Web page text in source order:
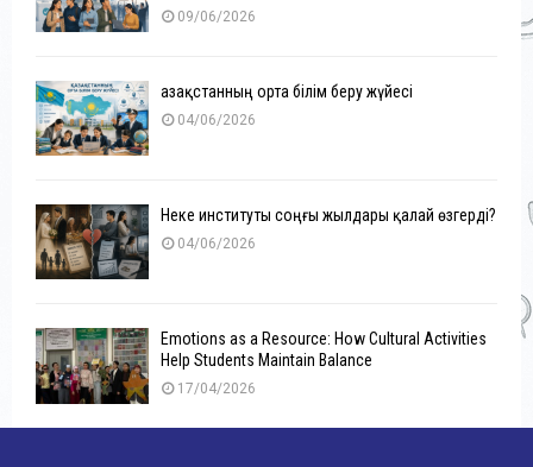
09/06/2026
Қазақстанның орта білім беру жүйесі
04/06/2026
Неке институты соңғы жылдары қалай өзгерді?
04/06/2026
Emotions as a Resource: How Cultural Activities
Help Students Maintain Balance
17/04/2026